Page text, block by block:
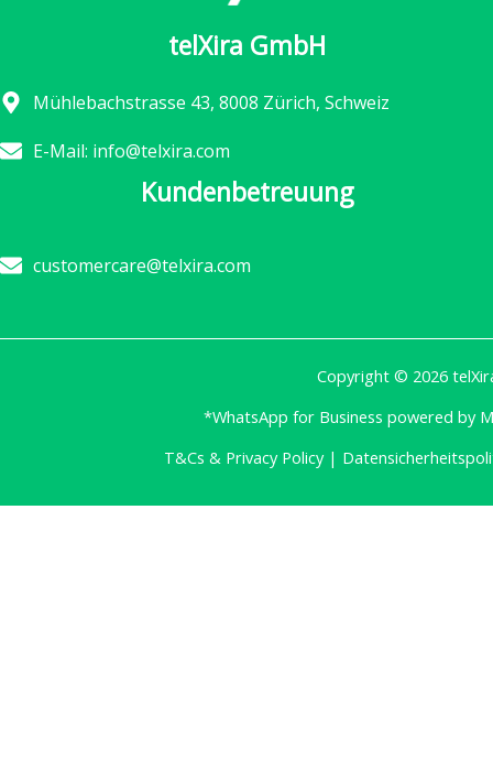
telXira GmbH
Mühlebachstrasse 43, 8008 Zürich, Schweiz
E-Mail: info@telxira.com
Kundenbetreuung
customercare@telxira.com
Copyright © 2026
*WhatsApp for Business powered by
T&Cs & Privacy Policy|